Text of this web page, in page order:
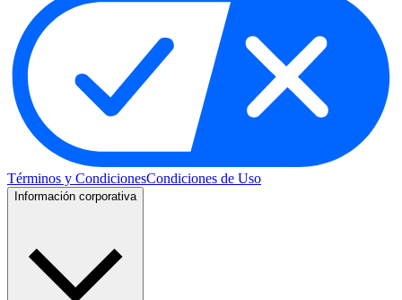
Términos y CondicionesCondiciones de Uso
Información corporativa